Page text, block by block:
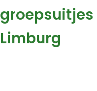
groepsuitjes
Limburg